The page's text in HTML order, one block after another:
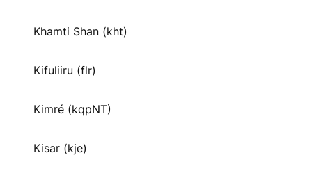
Khamti Shan (kht)
Kifuliiru (flr)
Kimré (kqpNT)
Kisar (kje)